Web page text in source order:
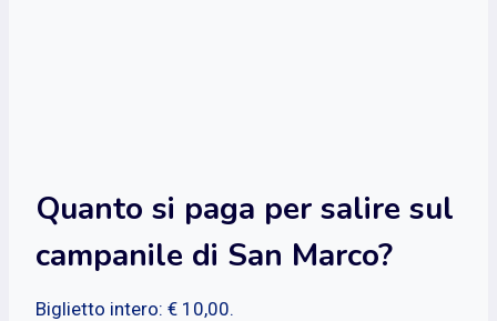
Quanto si paga per salire sul
campanile di San Marco?
Biglietto intero: € 10,00.